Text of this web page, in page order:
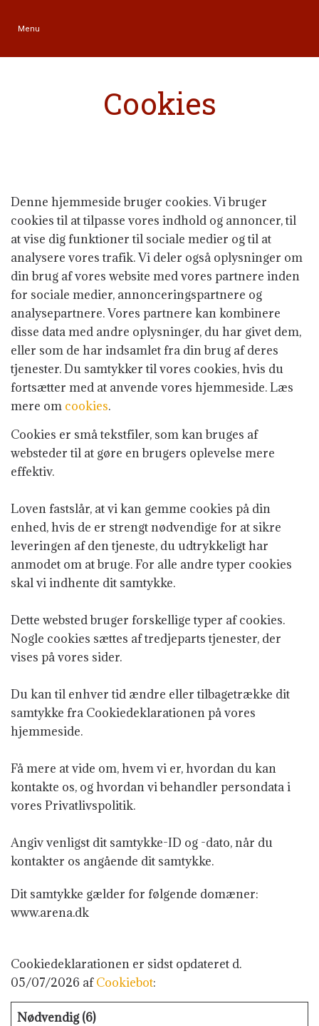
Menu
Cookies
Denne hjemmeside bruger cookies. Vi bruger
cookies til at tilpasse vores indhold og annoncer, til
at vise dig funktioner til sociale medier og til at
analysere vores trafik. Vi deler også oplysninger om
din brug af vores website med vores partnere inden
for sociale medier, annonceringspartnere og
analysepartnere. Vores partnere kan kombinere
disse data med andre oplysninger, du har givet dem,
eller som de har indsamlet fra din brug af deres
tjenester. Du samtykker til vores cookies, hvis du
fortsætter med at anvende vores hjemmeside. Læs
mere om cookies.
Cookies er små tekstfiler, som kan bruges af
websteder til at gøre en brugers oplevelse mere
effektiv.
Loven fastslår, at vi kan gemme cookies på din
enhed, hvis de er strengt nødvendige for at sikre
leveringen af den tjeneste, du udtrykkeligt har
anmodet om at bruge. For alle andre typer cookies
skal vi indhente dit samtykke.
Dette websted bruger forskellige typer af cookies.
Nogle cookies sættes af tredjeparts tjenester, der
vises på vores sider.
Du kan til enhver tid ændre eller tilbagetrække dit
samtykke fra Cookiedeklarationen på vores
hjemmeside.
Få mere at vide om, hvem vi er, hvordan du kan
kontakte os, og hvordan vi behandler persondata i
vores Privatlivspolitik.
Angiv venligst dit samtykke-ID og -dato, når du
kontakter os angående dit samtykke.
Dit samtykke gælder for følgende domæner:
www.arena.dk
Cookiedeklarationen er sidst opdateret d.
05/07/2026 afCookiebot:
Nødvendig (6)